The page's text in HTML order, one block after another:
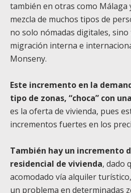
también en otras como Málaga
mezcla de muchos tipos de
no solo nómadas digitales,
migración interna e
Monseny.
Este incremento en la
tipo de zonas, “choca” con
es la oferta de vivienda, pues
incrementos fuertes en los
También hay un incremento
residencial de vivienda, dado
acomodado vía alquiler
un problema en determinadas